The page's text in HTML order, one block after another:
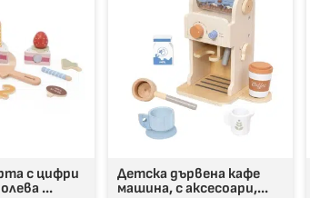
с цифри
...
Детска дървена кафе
машина, с аксесоари,...